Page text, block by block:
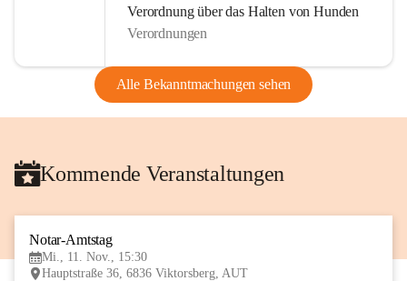
Verordnung über das Halten von Hunden
Verordnungen
Alle Bekanntmachungen sehen
Kommende Veranstaltungen
Notar-Amtstag
Mi., 11. Nov., 15:30
Hauptstraße 36, 6836 Viktorsberg, AUT